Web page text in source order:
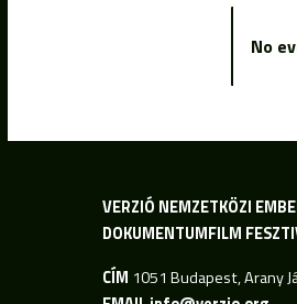
No
VERZIÓ NEMZETKÖZI
DOKUMENTUMFILM
CÍM 1051 Budapest, Arany